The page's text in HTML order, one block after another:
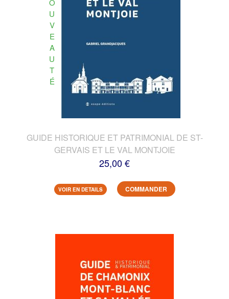
O
U
V
E
A
U
T
É
GUIDE HISTORIQUE ET PATRIMONIAL DE ST-
GERVAIS ET LE VAL MONTJOIE
25,00 €
VOIR EN DETAILS COMMANDER